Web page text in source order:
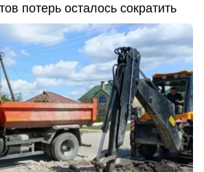
потерь осталось сократить